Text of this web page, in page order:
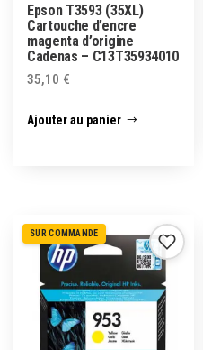
Epson T3593 (35XL)
Cartouche d’encre
magenta d’origine
Cadenas – C13T35934010
35,10 €
Ajouter au panier
SUR COMMANDE